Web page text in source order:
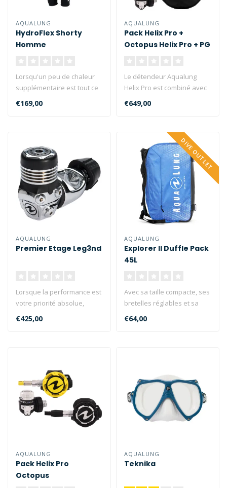
AQUALUNG
HydroFlex Shorty
Homme
Lorsqu'un peu de chaleur
supplémentaire est tout ce
dont vous avez besoin,
€169,00
AQUALUNG
Pack Helix Pro +
Octopus Helix Pro + PG
Le détendeur Aqualung
Helix Pro est combiné avec
un manomètre 300 bars et
€649,00
AQUALUNG
Premier Etage Leg3nd
Lorsque la performance est
votre priorité absolue,
LEG3ND est la réponse...
€425,00
DIVE OUTLET
AQUALUNG
Explorer II Duffle Pack
45L
Avec sa taille compacte, ses
bretelles réglables et sa
poche filet de séchage,..
€64,00
AQUALUNG
Pack Helix Pro
Octopus
AQUALUNG
Teknika